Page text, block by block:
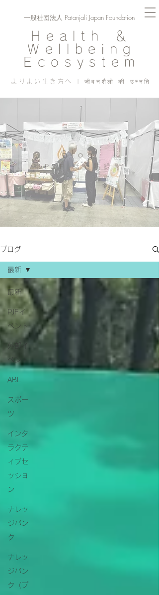
Health ＆
Wellbeing
Ecosystem
よりよい生き方へ | जीवनशैली की उन्नति
一般社団法人 Patanjali Japan Foundation
Blog
PJF ​活動記録
ブログ
最新
PJFイ
ベント
外部イ
ベント
ABL
スポー
ツ
インタ
ラクテ
ィブセ
ッショ
ン
ナレッ
ジバン
ク
ナレッ
ジバン
ク（プ
最新